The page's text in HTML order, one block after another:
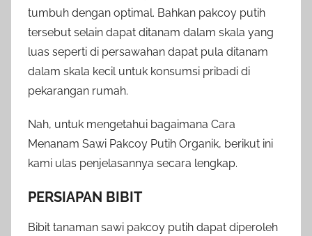
tumbuh dengan optimal. Bahkan pakcoy putih
tersebut selain dapat ditanam dalam skala yang
luas seperti di persawahan dapat pula ditanam
dalam skala kecil untuk konsumsi pribadi di
pekarangan rumah.
Nah, untuk mengetahui bagaimana Cara
Menanam Sawi Pakcoy Putih Organik, berikut ini
kami ulas penjelasannya secara lengkap.
PERSIAPAN BIBIT
Bibit tanaman sawi pakcoy putih dapat diperoleh